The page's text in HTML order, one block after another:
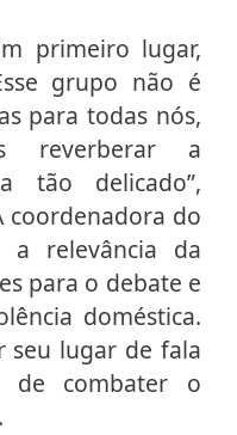
primeiro lugar,
grupo não é
para todas nós,
reverberar a
tão delicado”,
coordenadora do
a relevância da
para o debate e
doméstica.
seu lugar de fala
de combater o